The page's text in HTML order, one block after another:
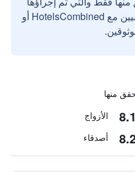
بواسطة مستخدمين حقيقيين مع HotelsCombined أو
8.1 الأزواج
أصدقاء